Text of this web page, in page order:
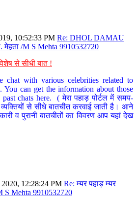
10:52:33 PM Re: DHOL DAMAU
मेहता /M S Mehta 9910532720
से सीधी बात !
chat with various celebrities related to
You can get the information about those
chats here. ( मेरा पहाड़ पोर्टल में समय-
से सीधे बातचीत करवाई जाती है। आने
व पुरानी बातचीतों का विवरण आप यहां देख
12:28:24 PM Re: म्यर पहाड़ म्यर
S Mehta 9910532720